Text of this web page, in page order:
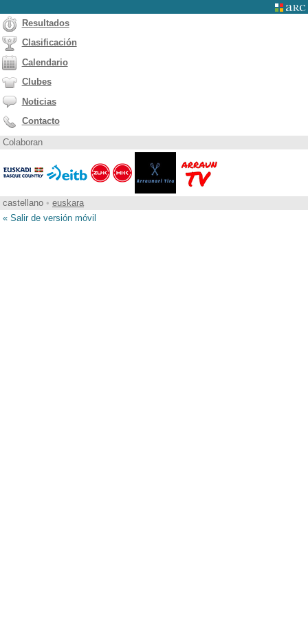
Resultados
Clasificación
Calendario
Clubes
Noticias
Contacto
Colaboran
castellano • euskara
« Salir de versión móvil